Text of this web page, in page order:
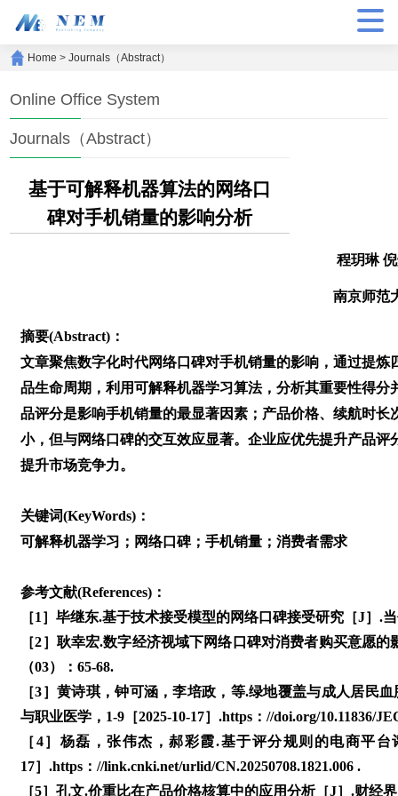
Home >Journals（Abstract）
Online Office System
Journals（Abstract）
基于可解释机器算法的网络口
碑对手机销量的影响分析
程玥琳
南京师范
摘要(Abstract)：
文章聚焦数字化时代网络口碑对手机销量的影响，通过提
品生命周期，利用可解释机器学习算法，分析其重要性得
品评分是影响手机销量的最显著因素；产品价格、续航时
小，但与网络口碑的交互效应显著。企业应优先提升产品
提升市场竞争力。
关键词(KeyWords)：
可解释机器学习；网络口碑；手机销量；消费者需求
参考文献(References)：
［1］毕继东.基于技术接受模型的网络口碑接受研究［J］.
［2］耿幸宏.数字经济视域下网络口碑对消费者购买意愿
（03）：65-68.
［3］黄诗琪，钟可涵，李培政，等.绿地覆盖与成人居民
与职业医学，1-9［2025-10-17］.https：//doi.org/10.11836/
［4］杨磊，张伟杰，郝彩霞.基于评分规则的电商平
17］.https：//link.cnki.net/urlid/CN.20250708.1821.006 .
［5］孔文.价重比在产品价格核算中的应用分析［J］.财经